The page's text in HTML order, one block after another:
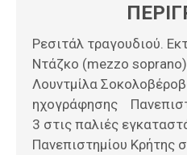
Ρεσιτάλ τραγουδιού.
Ντάζκο (mezzo
Λουντμίλα
ηχογράφησης
3 στις παλιές
Πανεπιστημίου Κρήτης